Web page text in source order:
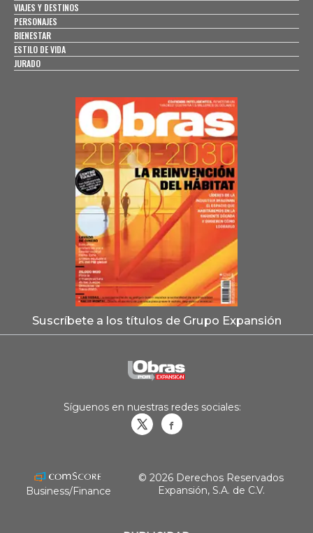
VIAJES Y DESTINOS
PERSONAJES
BIENESTAR
ESTILO DE VIDA
JURADO
Suscríbete a los títulos de Grupo Expansión
Síguenos en nuestras redes sociales:
Business/Finance
© 2026 Derechos Reservados
Expansión, S.A. de C.V.